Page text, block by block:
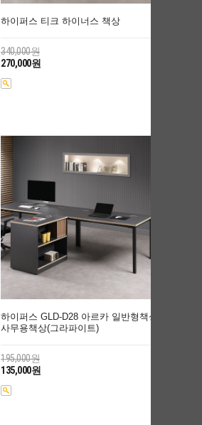
하이퍼스 티크 하이너스 책상
340,000원
270,000원
하이퍼스 GLD-D28 아르카 일반형책상
사무용책상(그라파이트)
195,000원
135,000원